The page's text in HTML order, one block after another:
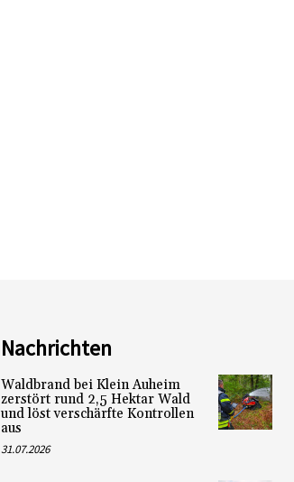
Nachrichten
Waldbrand bei Klein Auheim
zerstört rund 2,5 Hektar Wald
und löst verschärfte Kontrollen
aus
31.07.2026